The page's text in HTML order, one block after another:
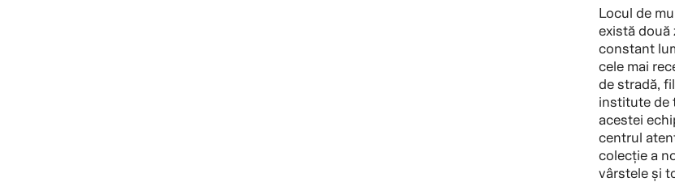
Locul de
există două
constant
cele mai
de stradă,
institute de
acestei
centrul
colecție a
vârstele și